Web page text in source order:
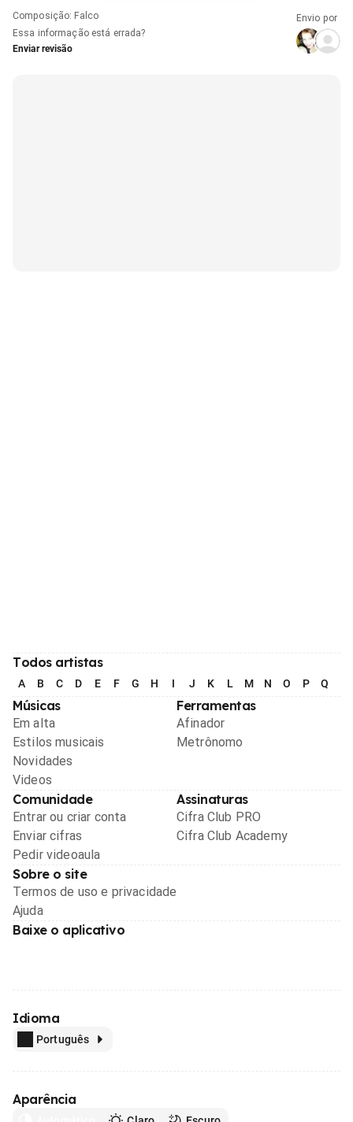
Composição: Falco
Essa informação está errada?
Enviar revisão
Envio por
Todos artistas
A B C D E F G H I J K L M N O P Q
Músicas
Em alta
Estilos musicais
Novidades
Videos
Ferramentas
Afinador
Metrônomo
Comunidade
Entrar ou criar conta
Enviar cifras
Pedir videoaula
Assinaturas
Cifra Club PRO
Cifra Club Academy
Sobre o site
Termos de uso e privacidade
Ajuda
Baixe o aplicativo
Idioma
Português
Aparência